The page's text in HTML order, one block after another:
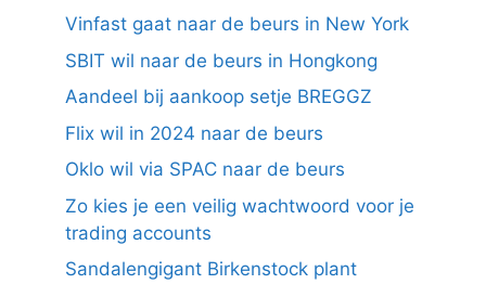
Vinfast gaat naar de beurs in New York
SBIT wil naar de beurs in Hongkong
Aandeel bij aankoop setje BREGGZ
Flix wil in 2024 naar de beurs
Oklo wil via SPAC naar de beurs
Zo kies je een veilig wachtwoord voor je
trading accounts
Sandalengigant Birkenstock plant